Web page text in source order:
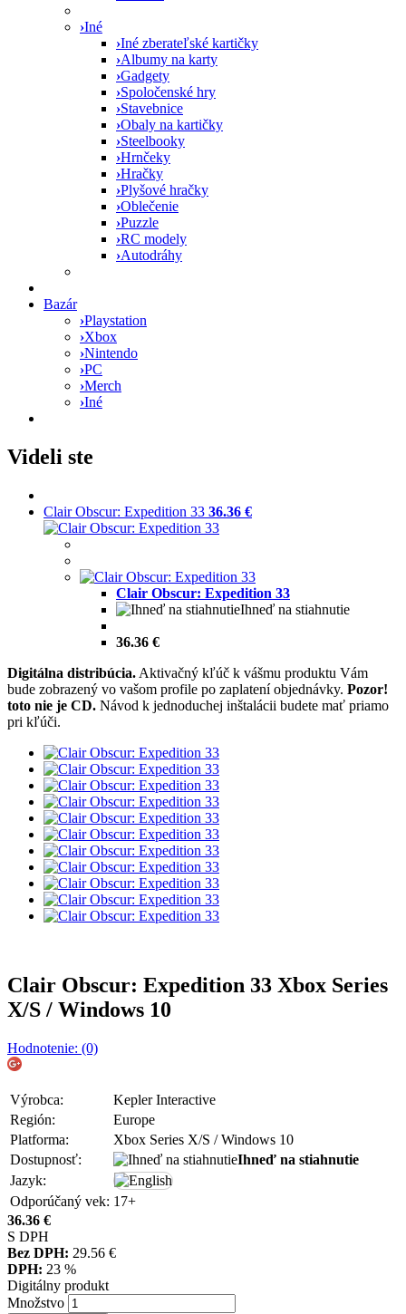
›Iné
›Iné zberateľské kartičky
›Albumy na karty
›Gadgety
›Spoločenské hry
›Stavebnice
›Obaly na kartičky
›Steelbooky
›Hrnčeky
›Hračky
›Plyšové hračky
›Oblečenie
›Puzzle
›RC modely
›Autodráhy
Bazár
›Playstation
›Xbox
›Nintendo
›PC
›Merch
›Iné
Videli ste
Clair Obscur: Expedition 33 36.36 €
Clair Obscur: Expedition 33
Ihneď na stiahnutie
36.36 €
Digitálna distribúcia. Aktivačný kľúč k vášmu produktu Vám
bude zobrazený vo vašom profile po zaplatení objednávky. Pozor!
toto nie je CD. Návod k jednoduchej inštalácii budete mať priamo
pri kľúči.
Clair Obscur: Expedition 33 Xbox Series
X/S / Windows 10
Hodnotenie: (0)
Výrobca:
Kepler Interactive
Región:
Europe
Platforma:
Xbox Series X/S / Windows 10
Dostupnosť:
Ihneď na stiahnutie
Jazyk:
Odporúčaný vek: 17+
36.36 €
S DPH
Bez DPH: 29.56 €
DPH: 23 %
Digitálny produkt
Množstvo